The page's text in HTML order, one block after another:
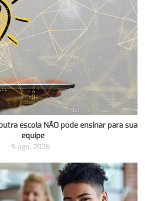
escola NÃO pode ensinar para sua
equipe
5 ago, 2026